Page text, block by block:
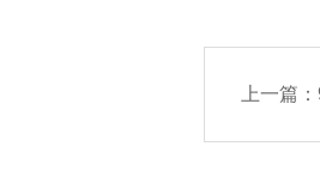
上一篇：